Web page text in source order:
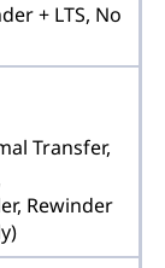
+ LTS, No
Transfer,
Rewinder